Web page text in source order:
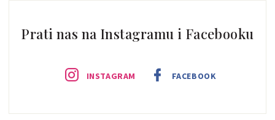
Prati nas na Instagramu i Facebooku
INSTAGRAM FACEBOOK